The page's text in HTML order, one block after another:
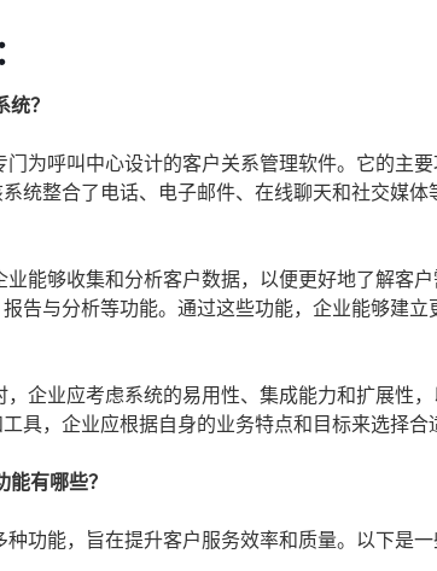
？
为呼叫中心设计的客户关系管理软件。它的主
统整合了电话、电子邮件、在线聊天和社交媒
能够收集和分析客户数据，以便更好地了解客
告与分析等功能。通过这些功能，企业能够建
企业应考虑系统的易用性、集成能力和扩展性
具，企业应根据自身的业务特点和目标来选择合
有哪些？
功能，旨在提升客户服务效率和质量。以下是一